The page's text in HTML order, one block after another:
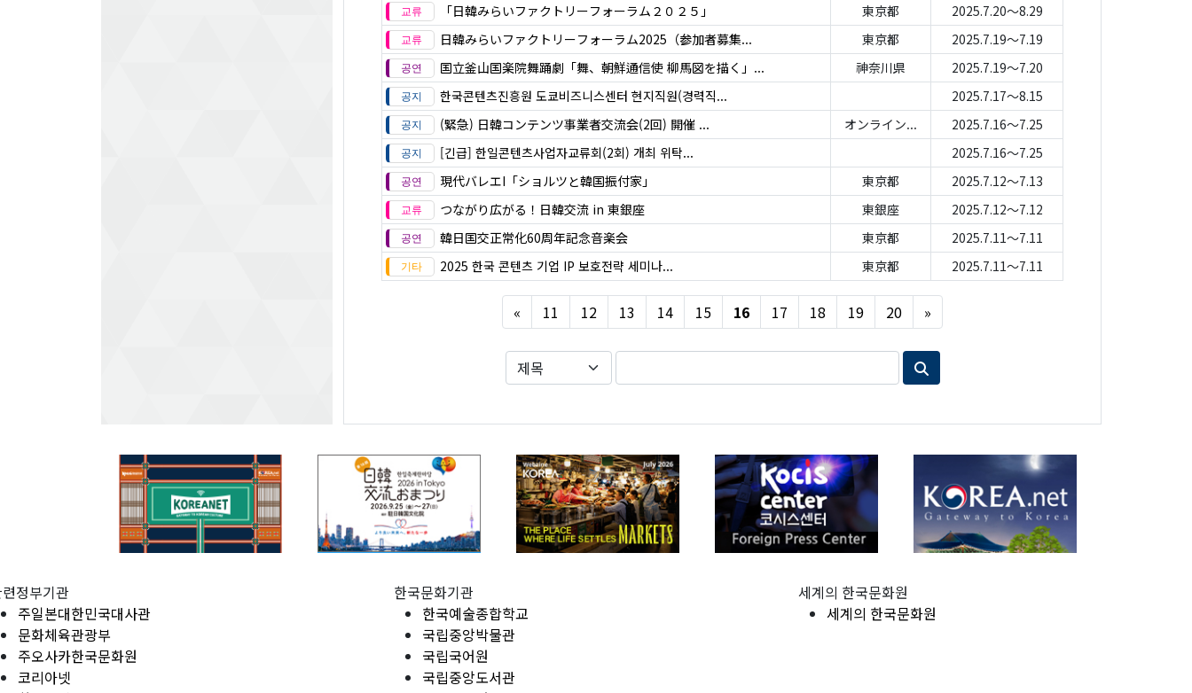
「日韓みらいファクトリーフォーラム２０２５」
東京都
2025.7.20～8.29
日韓みらいファクトリーフォーラム2025（参加者募集...
東京都
2025.7.19～7.19
国立釜山国楽院舞踊劇「舞、朝鮮通信使 柳馬図を描く」...
神奈川県
2025.7.19～7.20
한국콘텐츠진흥원 도쿄비즈니스센터 현지직원(경력직...
2025.7.17～8.15
(緊急) 日韓コンテンツ事業者交流会(2回) 開催 ...
オンライン...
2025.7.16～7.25
[긴급] 한일콘텐츠사업자교류회(2회) 개최 위탁...
2025.7.16～7.25
現代バレエI「ショルツと韓国振付家」
東京都
2025.7.12～7.13
つながり広がる！日韓交流 in 東銀座
東銀座
2025.7.12～7.12
韓日国交正常化60周年記念音楽会
東京都
2025.7.11～7.11
2025 한국 콘텐츠 기업 IP 보호전략 세미나...
東京都 2025.7.11～7.11
« Previous
11 12 13 14 15 16 17 18 19 20 »
정부기관
주일본대한민국대사관
문화체육관광부
주오사카한국문화원
코리아넷
한국문화기관
한국예술종합학교
국립중앙박물관
국립국어원
국립중앙도서관
세계의 한국문화원
세계의 한국문화원